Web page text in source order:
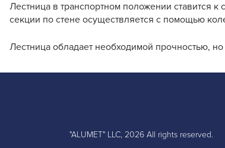
Лестница в транспортном положении ставится
секции по стене осуществляется с помощью
Лестница обладает необходимой прочностью,
"ALUMET" LLC, 2026 All rights reserved.